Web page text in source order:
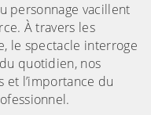
personnage vacillent
À travers les
le spectacle interroge
quotidien, nos
et l’importance du